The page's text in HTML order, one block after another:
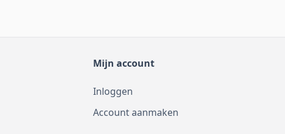
Mijn account
Inloggen
Account aanmaken